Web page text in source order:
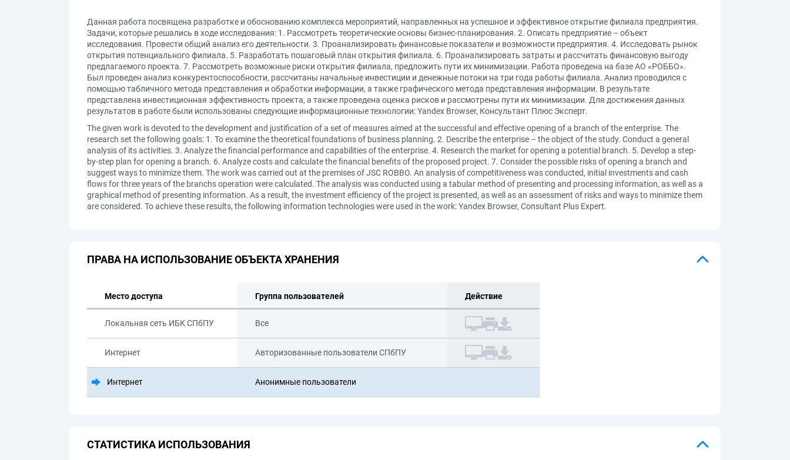
Данная работа посвящена разработке и обоснованию комплекса мероприятий, направленных на успешное и эффективное открытие филиала предприятия.
Задачи, которые решались в ходе исследования: 1. Рассмотреть теоретические основы бизнес-планирования. 2. Описать предприятие – объект
исследования. Провести общий анализ его деятельности. 3. Проанализировать финансовые показатели и возможности предприятия. 4. Исследовать рынок
открытия потенциального филиала. 5. Разработать пошаговый план открытия филиала. 6. Проанализировать затраты и рассчитать финансовую выгоду
предлагаемого проекта. 7. Рассмотреть возможные риски открытия филиала, предложить пути их минимизации. Работа проведена на базе АО «РОББО».
Был проведен анализ конкурентоспособности, рассчитаны начальные инвестиции и денежные потоки на три года работы филиала. Анализ проводился с
помощью табличного метода представления и обработки информации, а также графического метода представления информации. В результате
представлена инвестиционная эффективность проекта, а также проведена оценка рисков и рассмотрены пути их минимизации. Для достижения данных
результатов в работе были использованы следующие информационные технологии: Yandex Browser, Консультант Плюс Эксперт.
The given work is devoted to the development and justification of a set of measures aimed at the successful and effective opening of a branch of the enterprise. The
research set the following goals: 1. To examine the theoretical foundations of business planning. 2. Describe the enterprise – the object of the study. Conduct a general
analysis of its activities. 3. Analyze the financial performance and capabilities of the enterprise. 4. Research the market for opening a potential branch. 5. Develop a step-
by-step plan for opening a branch. 6. Analyze costs and calculate the financial benefits of the proposed project. 7. Consider the possible risks of opening a branch and
suggest ways to minimize them. The work was carried out at the premises of JSC ROBBO. An analysis of competitiveness was conducted, initial investments and cash
flows for three years of the branchs operation were calculated. The analysis was conducted using a tabular method of presenting and processing information, as well as a
graphical method of presenting information. As a result, the investment efficiency of the project is presented, as well as an assessment of risks and ways to minimize them
are considered. To achieve these results, the following information technologies were used in the work: Yandex Browser, Consultant Plus Expert.
ПРАВА НА ИСПОЛЬЗОВАНИЕ ОБЪЕКТА ХРАНЕНИЯ
Место доступа Группа пользователей Действие
Локальная сеть ИБК СПбПУ Все
Интернет Авторизованные пользователи СПбПУ
Интернет Анонимные пользователи
СТАТИСТИКА ИСПОЛЬЗОВАНИЯ